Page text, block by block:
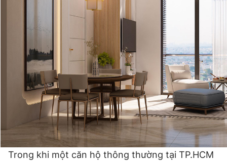
Trong khi một căn hộ thông thường tại TP.HCM